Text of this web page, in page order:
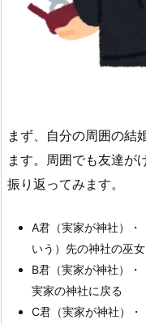
まず、自分の周囲の結
ます。周囲でも友達が
振り返ってみます。
A君（実家が神社）・
いう）先の神社の巫
B君（実家が神社）
実家の神社に戻る
C君（実家が神社）